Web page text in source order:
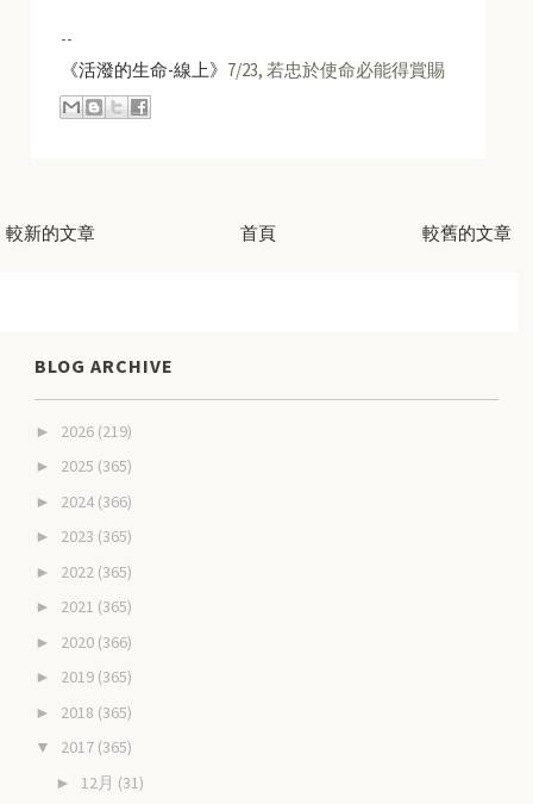
--
《活潑的生命-線上》 7/23, 若忠於使命必能得賞賜
較新的文章 較舊的文章
首頁
BLOG ARCHIVE
► 2026 (219)
► 2025 (365)
► 2024 (366)
► 2023 (365)
► 2022 (365)
► 2021 (365)
► 2020 (366)
► 2019 (365)
► 2018 (365)
▼ 2017 (365)
► 12月 (31)